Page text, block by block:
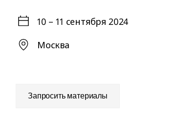
10 – 11 сентября 2024
Москва
Запросить материалы